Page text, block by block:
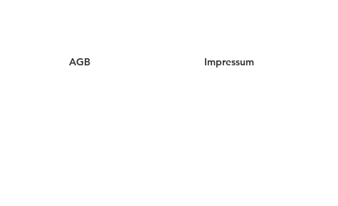
AGB Impressum